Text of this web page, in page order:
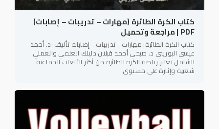
كتاب الكرة الطائرة (مهارات – تدريبات – إصابات)
PDF | مراجعة وتحميل
كتاب الكرة الطائرة: مهارات - تدريبات - إصابات تأليف: د. أحمد
عيسى البوريني د. صبحي أحمد قبلان دليلك العلمي والعملي
الشامل تعتبر رياضة الكرة الطائرة من أكثر الألعاب الجماعية
شعبية وإثارة على مستوى